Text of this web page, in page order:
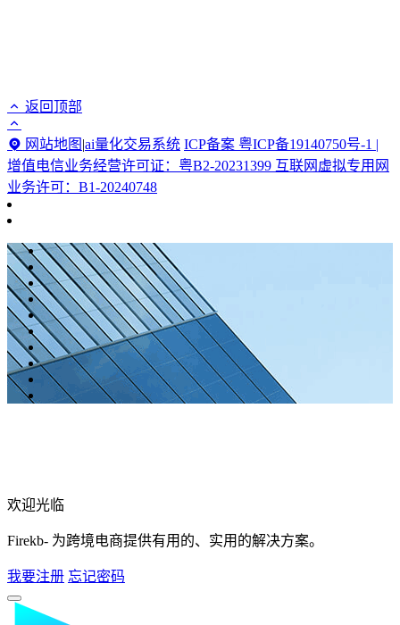
返回顶部
网站地图 |ai量化交易系统 ICP备案 粤ICP备19140750号-1 |
增值电信业务经营许可证：粤B2-20231399 互联网虚拟专用网
业务许可：B1-20240748
欢迎光临
Firekb- 为跨境电商提供有用的、实用的解决方案。
我要注册 忘记密码